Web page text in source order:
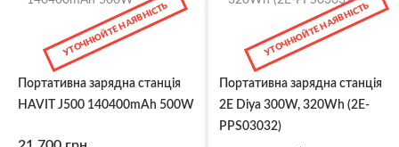
УТОЧНЮЙТЕ НАЯВНІСТЬ
Портативна зарядна станція
HAVIT J500 140400mAh 500W
УТОЧНЮЙТЕ НАЯВНІСТЬ
Портативна зарядна станція
2Е Diya 300W, 320Wh (2E-
PPS03032)